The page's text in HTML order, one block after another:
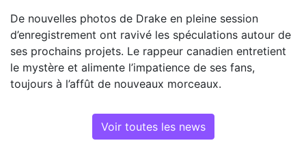
De nouvelles photos de Drake en pleine session
d’enregistrement ont ravivé les spéculations autour de
ses prochains projets. Le rappeur canadien entretient
le mystère et alimente l’impatience de ses fans,
toujours à l’affût de nouveaux morceaux.
Voir toutes les news